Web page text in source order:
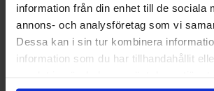
information från din enhet till de sociala
annons- och analysföretag som vi
Dessa kan i sin tur kombinera
information som du har tillhandahållit